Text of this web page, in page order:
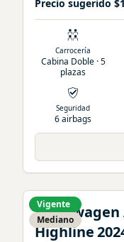
Precio sugerido
Carrocería
Cabina Doble · 5
plazas
Seguridad
6 airbags
Vigente
Mediano
Volkswagen
Highline